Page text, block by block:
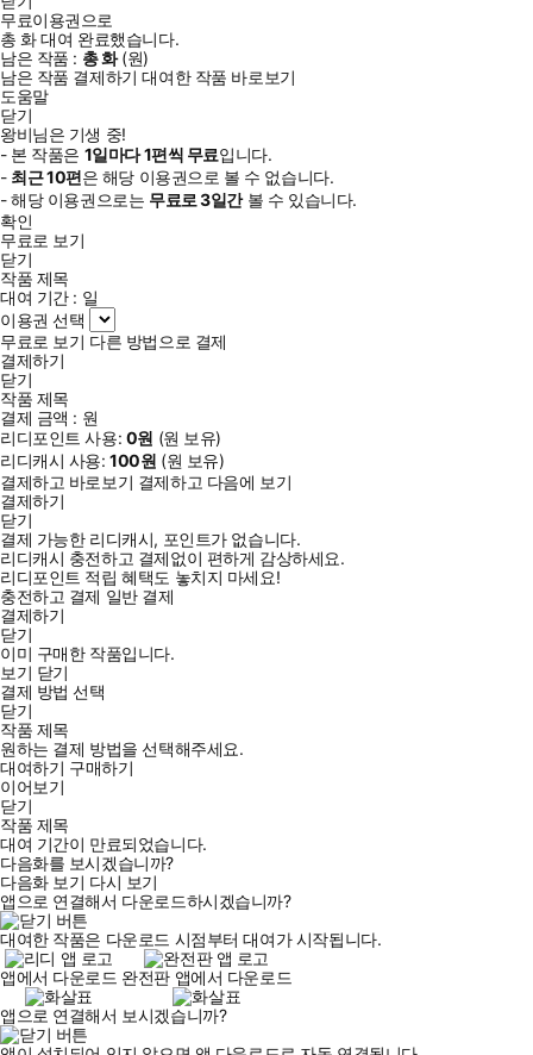
무료이용권으로
총 화대여 완료했습니다.
남은 작품 : 총화(원)
남은 작품 결제하기 대여한 작품 바로보기
도움말
닫기
왕비님은 기생 중!
- 본 작품은 1일마다1편씩 무료입니다.
- 최근10편은 해당 이용권으로 볼 수 없습니다.
- 해당 이용권으로는 무료로3일간볼 수 있습니다.
확인
무료로 보기
닫기
작품 제목
대여 기간 : 일
이용권 선택
무료로 보기 다른 방법으로 결제
결제하기
닫기
작품 제목
결제 금액 : 원
리디포인트 사용: 0원 (원 보유)
리디캐시 사용:100원 (원 보유)
결제하고 바로보기 결제하고 다음에 보기
결제하기
닫기
결제 가능한 리디캐시, 포인트가 없습니다.
리디캐시 충전하고 결제없이 편하게 감상하세요.
리디포인트 적립 혜택도 놓치지 마세요!
충전하고 결제 일반 결제
결제하기
닫기
이미 구매한 작품입니다.
보기 닫기
결제 방법 선택
닫기
작품 제목
원하는 결제 방법을 선택해주세요.
대여하기 구매하기
이어보기
닫기
작품 제목
대여 기간이 만료되었습니다.
다음화를 보시겠습니까?
다음화 보기 다시 보기
앱으로 연결해서 다운로드하시겠습니까?
대여한 작품은 다운로드 시점부터 대여가 시작됩니다.
앱에서 다운로드 완전판 앱에서 다운로드
앱으로 연결해서 보시겠습니까?